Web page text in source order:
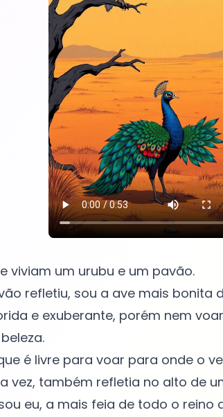
viviam um urubu e um pavão.
refletiu, sou a ave mais bonita
e exuberante, porém nem
é livre para voar para onde o
vez, também refletia no alto de
eu, a mais feia de todo o reino